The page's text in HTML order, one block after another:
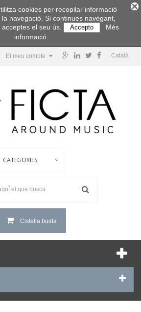
Català
El meu compte
Cistella buida
cookies per recopilar informació
navegació. Si continues navegant,
el seu ús.
Accepto
Més
informació.